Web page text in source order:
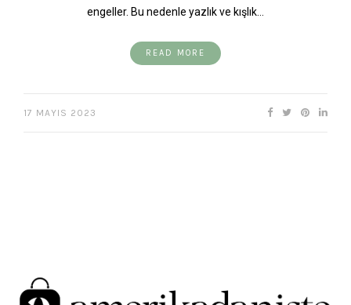
engeller. Bu nedenle yazlık ve kışlık…
READ MORE
17 MAYIS 2023